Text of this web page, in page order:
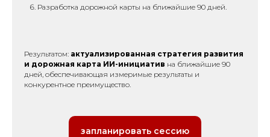
Разработка дорожной карты на ближайшие 90 дней.
Результатом: актуализированная стратегия развития
и дорожная карта ИИ-инициатив на ближайшие 90
дней, обеспечивающая измеримые результаты и
конкурентное преимущество.
запланировать сессию